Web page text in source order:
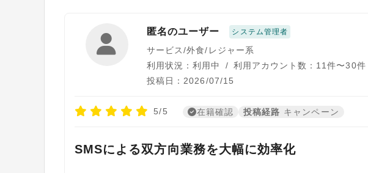
匿名のユーザー システム管理者
サービス/外食/レジャー系
利用状況：利用中
/ 利用アカウント数：11件〜30件
投稿日：2026/07/15
5/5 在籍確認 投稿経路 キャンペーン
SMSによる双方向業務を大幅に効率化